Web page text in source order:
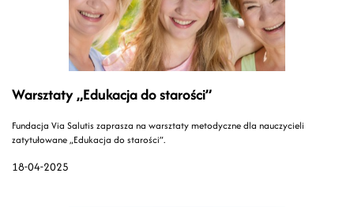
18-04-2025
Warsztaty „Edukacja do starości”
Fundacja Via Salutis zaprasza na warsztaty metodyczne dla nauczycieli
zatytułowane „Edukacja do starości”.